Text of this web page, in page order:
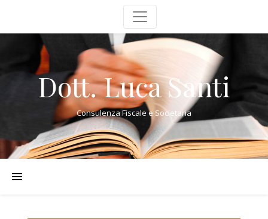
Dott. Luca Santi
Consulenza Fiscale e Societaria